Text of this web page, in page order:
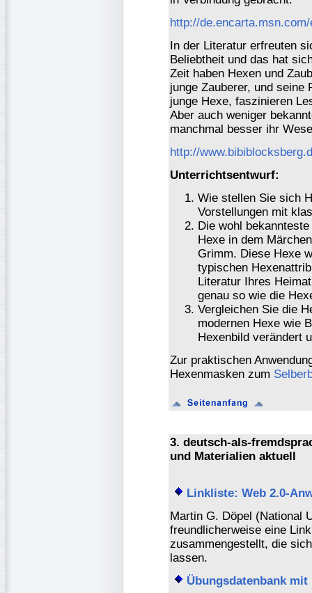
http://
In der Literatur erfreuten
Beliebtheit und das hat
Zeit haben Hexen und
junge Zauberer, und seine
junge Hexe, faszinieren
Aber auch weniger
manchmal besser ihr
http://
Unterrichtsentwurf:
Wie stellen Sie sich
Vorstellungen mit
Die wohl
Hexe in dem
Grimm. Diese Hexe
typischen
Literatur Ihres
genau so wie die
Vergleichen Sie die
modernen Hexe wie
Hexenbild verändert
Zur praktischen
Hexenmasken zum
3. deutsch-als-
und Materialien aktuell
Linkliste: Web 2.0-
Martin G. Döpel (National
freundlicherweise eine
zusammengestellt, die
lassen.
Übungsdatenbank